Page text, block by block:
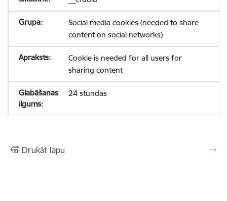
Social media cookies (needed to share
content on social networks)
Cookie is needed for all users for
sharing content
24 stundas
Drukāt lapu